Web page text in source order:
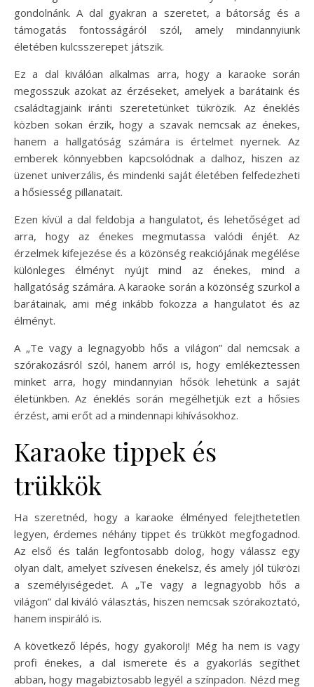
gondolnánk. A dal gyakran a szeretet, a bátorság és a
támogatás fontosságáról szól, amely mindannyiunk
életében kulcsszerepet játszik.
Ez a dal kiválóan alkalmas arra, hogy a karaoke során
megosszuk azokat az érzéseket, amelyek a barátaink és
családtagjaink iránti szeretetünket tükrözik. Az éneklés
közben sokan érzik, hogy a szavak nemcsak az énekes,
hanem a hallgatóság számára is értelmet nyernek. Az
emberek könnyebben kapcsolódnak a dalhoz, hiszen az
üzenet univerzális, és mindenki saját életében felfedezheti
a hősiesség pillanatait.
Ezen kívül a dal feldobja a hangulatot, és lehetőséget ad
arra, hogy az énekes megmutassa valódi énjét. Az
érzelmek kifejezése és a közönség reakciójának megélése
különleges élményt nyújt mind az énekes, mind a
hallgatóság számára. A karaoke során a közönség szurkol a
barátainak, ami még inkább fokozza a hangulatot és az
élményt.
A „Te vagy a legnagyobb hős a világon” dal nemcsak a
szórakozásról szól, hanem arról is, hogy emlékeztessen
minket arra, hogy mindannyian hősök lehetünk a saját
életünkben. Az éneklés során megélhetjük ezt a hősies
érzést, ami erőt ad a mindennapi kihívásokhoz.
Karaoke tippek és
trükkök
Ha szeretnéd, hogy a karaoke élményed felejthetetlen
legyen, érdemes néhány tippet és trükköt megfogadnod.
Az első és talán legfontosabb dolog, hogy válassz egy
olyan dalt, amelyet szívesen énekelsz, és amely jól tükrözi
a személyiségedet. A „Te vagy a legnagyobb hős a
világon” dal kiváló választás, hiszen nemcsak szórakoztató,
hanem inspiráló is.
A következő lépés, hogy gyakorolj! Még ha nem is vagy
profi énekes, a dal ismerete és a gyakorlás segíthet
abban, hogy magabiztosabb legyél a színpadon. Nézd meg